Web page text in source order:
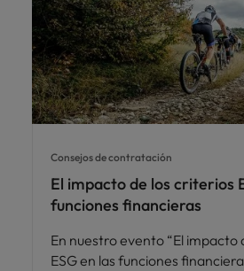
Consejos de contratación
El impacto de los criterios
funciones financieras
En nuestro evento “El impacto
ESG en las funciones